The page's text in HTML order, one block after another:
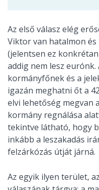
Az első válasz elég
Viktor van hatalmon
(jelentsen ez
addig nem lesz
kormányfőnek és a
igazán meghatni őt a
elvi lehetőség megvan
kormány regnálása
tekintve látható, hogy
inkább a leszakadás
felzárkózás útját járná.
Az egyik ilyen terület,